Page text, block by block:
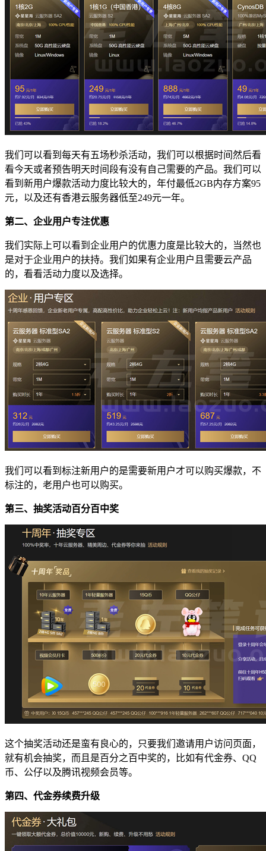
我们可以看到每天有五场秒杀活动，我们可以根据时间然后看
看今天或者预告明天时间段有没有自己需要的产品。我们可以
看到新用户爆款活动力度比较大的，年付最低2GB内存方案95
元，以及还有香港云服务器低至249元一年。
第二、企业用户专注优惠
我们实际上可以看到企业用户的优惠力度是比较大的，当然也
是对于企业用户的扶持。我们如果有企业用户且需要云产品
的，看看活动力度以及选择。
我们可以看到标注新用户的是需要新用户才可以购买爆款，不
标注的，老用户也可以购买。
第三、抽奖活动百分百中奖
这个抽奖活动还是蛮有良心的，只要我们邀请用户访问页面，
就有机会抽奖，而且是百分之百中奖的，比如有代金券、QQ
币、公仔以及腾讯视频会员等。
第四、代金券续费升级